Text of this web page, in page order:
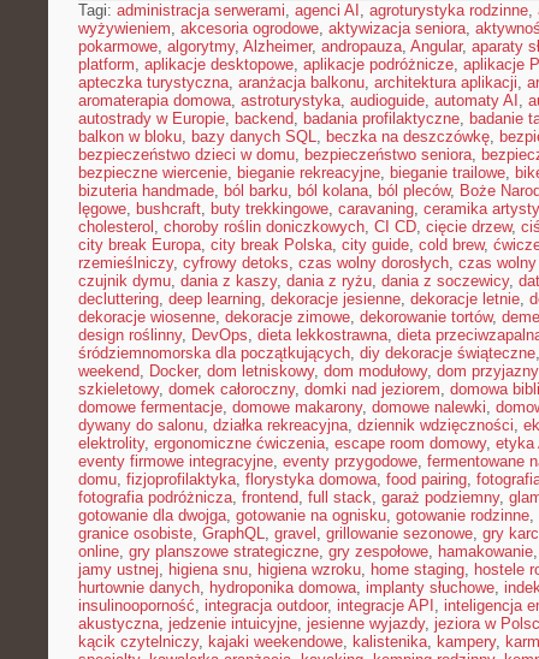
Tagi: administracja serwerami, agenci AI , agroturystyka rodzinne,
wyżywieniem, akcesoria ogrodowe, aktywizacja seniora,
pokarmowe, algorytmy, Alzheimer, andropauza, Angular, aparaty
platform, aplikacje desktopowe, aplikacje podróżnicze, aplikacje
apteczka turystyczna, aranżacja balkonu, architektura aplikacji,
aromaterapia domowa, astroturystyka, audioguide, automaty AI ,
autostrady w Europie, backend, badania profilaktyczne, badanie
balkon w bloku, bazy danych SQL, beczka na deszczówkę,
bezpieczeństwo dzieci w domu, bezpieczeństwo seniora,
bezpieczne wiercenie, bieganie rekreacyjne, bieganie trailowe,
bizuteria handmade, ból barku, ból kolana, ból pleców, Boże
lęgowe, bushcraft, buty trekkingowe, caravaning, ceramika
cholesterol , choroby roślin doniczkowych, CI CD, cięcie drzew,
city break Europa, city break Polska, city guide, cold brew,
rzemieślniczy, cyfrowy detoks, czas wolny dorosłych, czas
czujnik dymu, dania z kaszy, dania z ryżu, dania z soczewicy,
decluttering, deep learning, dekoracje jesienne, dekoracje letnie,
dekoracje wiosenne, dekoracje zimowe, dekorowanie tortów,
design roślinny, DevOps, dieta lekkostrawna, dieta
śródziemnomorska dla początkujących, diy dekoracje świąteczne
weekend, Docker, dom letniskowy, dom modułowy, dom
szkieletowy, domek całoroczny, domki nad jeziorem, domowa
domowe fermentacje, domowe makarony, domowe nalewki,
dywany do salonu, działka rekreacyjna, dziennik wdzięczności,
elektrolity, ergonomiczne ćwiczenia, escape room domowy, etyka
eventy firmowe integracyjne, eventy przygodowe, fermentowane
domu, fizjoprofilaktyka, florystyka domowa, food pairing,
fotografia podróżnicza, frontend, full stack, garaż podziemny,
gotowanie dla dwojga, gotowanie na ognisku, gotowanie rodzinne,
granice osobiste, GraphQL, gravel , grillowanie sezonowe, gry
online, gry planszowe strategiczne, gry zespołowe, hamakowanie
jamy ustnej, higiena snu, higiena wzroku, home staging, hostele
hurtownie danych, hydroponika domowa, implanty słuchowe,
insulinooporność, integracja outdoor, integracje API , inteligencja
akustyczna, jedzenie intuicyjne, jesienne wyjazdy, jeziora w
kącik czytelniczy, kajaki weekendowe, kalistenika, kampery,